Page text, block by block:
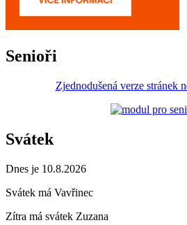
Senioři
Zjednodušená verze stránek
Svátek
Dnes je 10.8.2026
Svátek má Vavřinec
Zítra má svátek Zuzana